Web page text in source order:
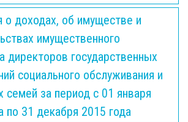
о доходах, об имуществе и
имущественного
директоров государственных
социального обслуживания и
семей за период с 01 января
по 31 декабря 2015 года